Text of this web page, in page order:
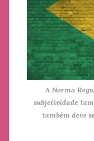
A Norma
subjetividade
também deve